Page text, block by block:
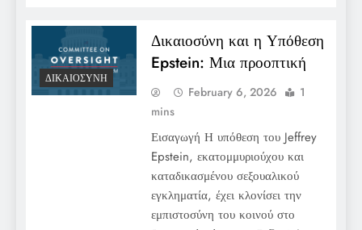
ΔΙΚΑΙΟΣΎΝΗ
Δικαιοσύνη και η Υπόθεση
Epstein: Μια προοπτική
February 6, 2026
1
mins
Εισαγωγή Η υπόθεση του Jeffrey
Epstein, εκατομμυριούχου και
καταδικασμένου σεξουαλικού
εγκληματία, έχει κλονίσει την
εμπιστοσύνη του κοινού στο